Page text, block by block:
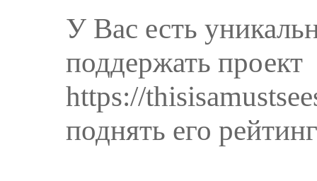
У Вас есть
поддержать проект
https://
поднять его